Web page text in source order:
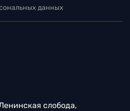
данных
слобода,